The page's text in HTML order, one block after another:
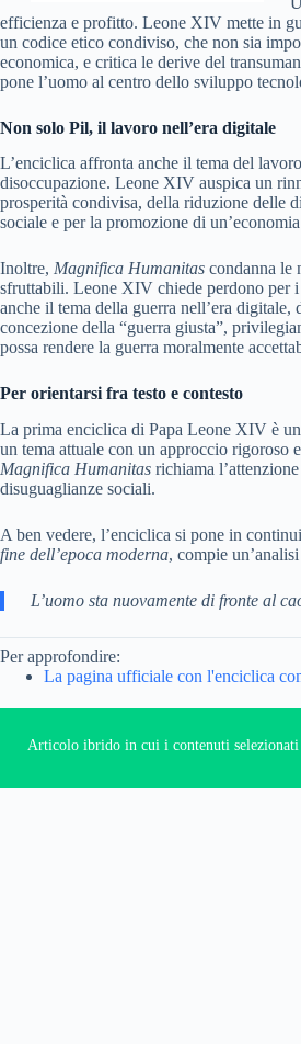
efficienza e profitto. Leone XIV mette in
un codice etico condiviso, che non sia
economica, e critica le derive del
pone l’uomo al centro dello sviluppo
Non solo Pil, il lavoro nell’era digitale
L’enciclica affronta anche il tema del
disoccupazione. Leone XIV auspica un
prosperità condivisa, della riduzione delle
sociale e per la promozione di
Inoltre, Magnifica Humanitas condanna le
sfruttabili. Leone XIV chiede perdono per i
anche il tema della guerra nell’era
concezione della “guerra giusta”,
possa rendere la guerra moralmente
Per orientarsi fra testo e contesto
La prima enciclica di Papa Leone XIV è
un tema attuale con un approccio rigoroso
Magnifica Humanitas richiama
disuguaglianze sociali.
A ben vedere, l’enciclica si pone in
fine dell’epoca moderna, compie
L’uomo sta nuovamente di fronte al
Per approfondire:
La pagina ufficiale con l'enciclica
Articolo ibrido in cui i contenuti selezionati